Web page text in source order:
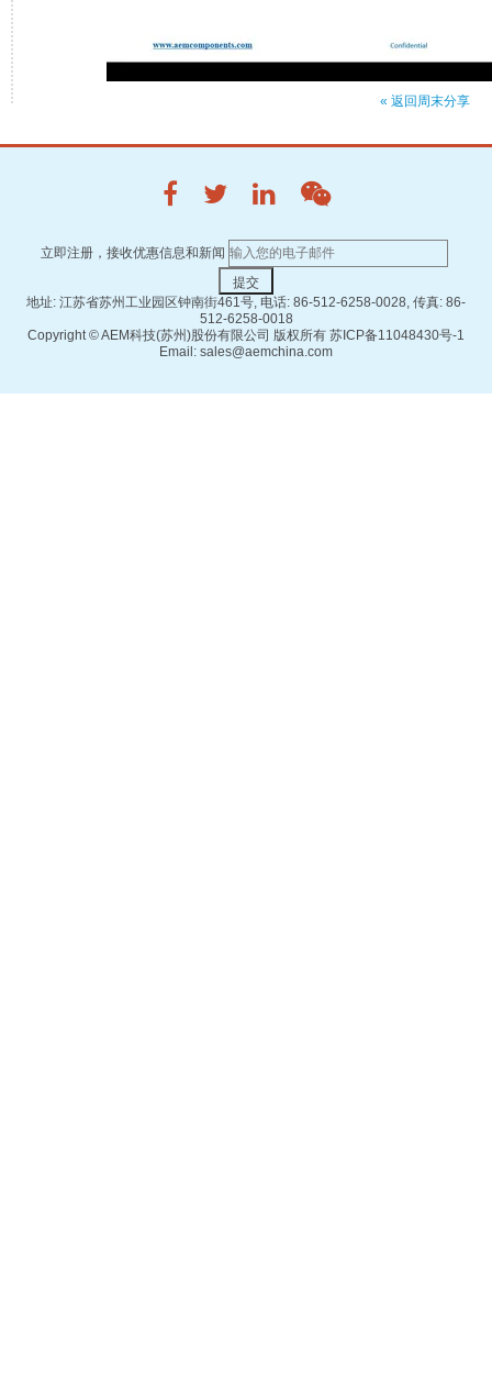
« 返回周末分享
立即注册，接收优惠信息和新闻
地址: 江苏省苏州工业园区钟南街461号, 电话: 86-512-6258-0028, 传真: 86-
512-6258-0018
Copyright ©AEM科技(苏州)股份有限公司 版权所有 苏ICP备11048430号-1
Email: sales@aemchina.com